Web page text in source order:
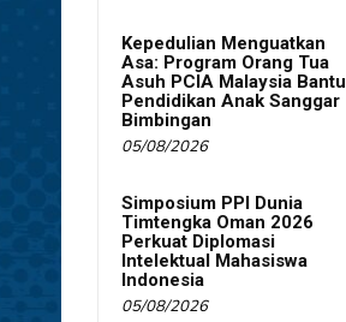
Kepedulian Menguatkan
Asa: Program Orang Tua
Asuh PCIA Malaysia Bantu
Pendidikan Anak Sanggar
Bimbingan
05/08/2026
Simposium PPI Dunia
Timtengka Oman 2026
Perkuat Diplomasi
Intelektual Mahasiswa
Indonesia
05/08/2026